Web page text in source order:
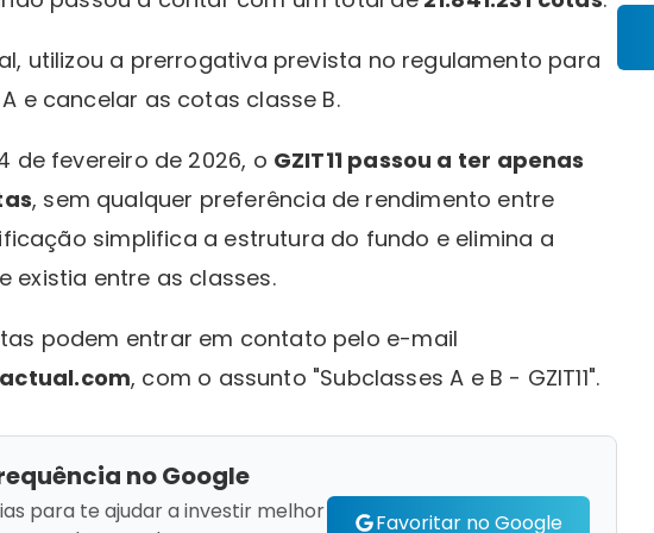
utilizou a prerrogativa prevista no regulamento para
e cancelar as cotas classe B.
de fevereiro de 2026, o GZIT11 passou a ter apenas
, sem qualquer preferência de rendimento entre
simplifica a estrutura do fundo e elimina a
existia entre as classes.
podem entrar em contato pelo e-mail
, com o assunto "Subclasses A e B - GZIT11".
no Google
para te ajudar a investir melhor
Favoritar no Google